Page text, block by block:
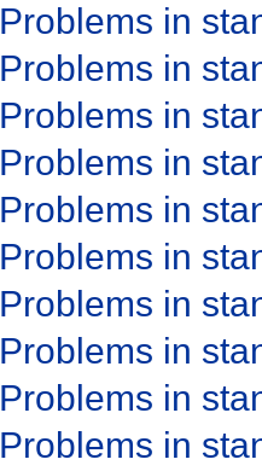
Problems in
Problems in
Problems in
Problems in
Problems in
Problems in
Problems in
Problems in
Problems in
Problems in